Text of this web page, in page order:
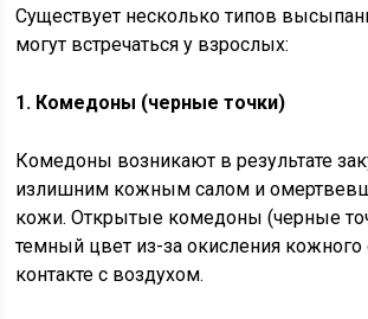
Существует несколько типов
могут встречаться у взрослых:
1. Комедоны (черные точки)
Комедоны возникают в результате
излишним кожным салом и
кожи. Открытые комедоны (черные
темный цвет из-за окисления кожного
контакте с воздухом.